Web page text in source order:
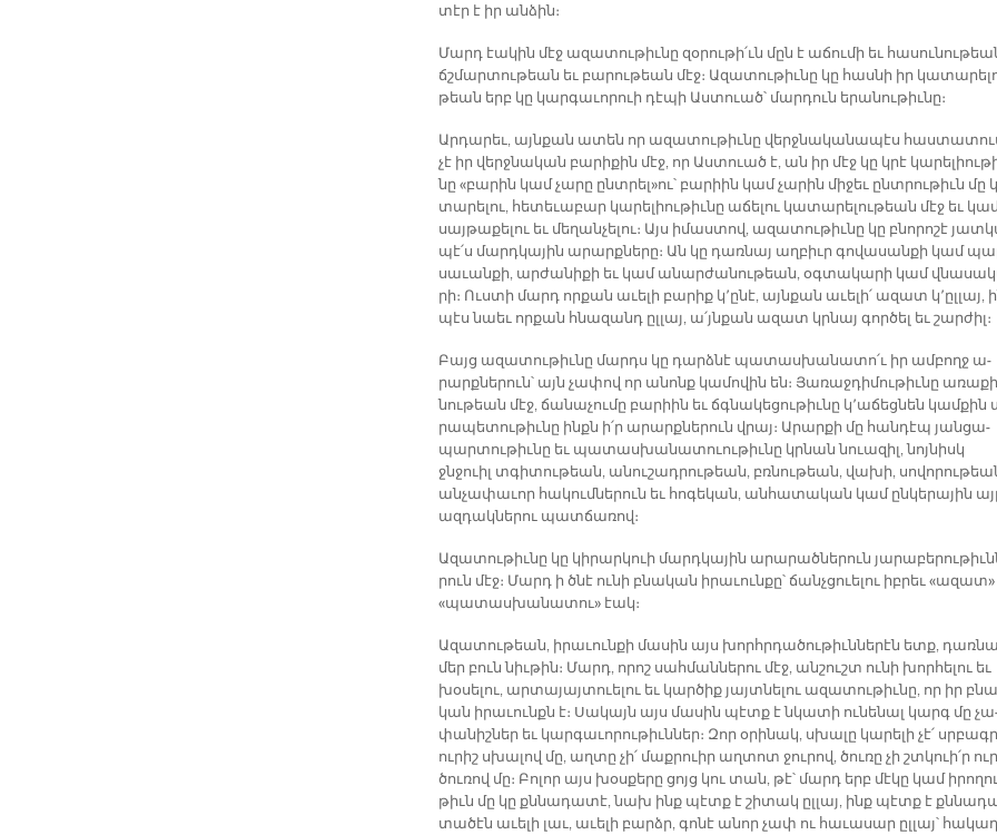
տէր է իր ան­ձին։
Մարդ էա­կին մէջ ա­զա­տու­թիւ­նը զօ­րու­թի՛ւն մըն է ա­ճու­մի եւ
ճշմար­տու­թեան եւ բա­րու­թեան մէջ։ Ա­զա­տու­թիւ­նը կը հաս­նի իր
թեան երբ կը կար­գա­ւո­րուի դէ­պի Աս­տուած՝ մար­դուն ե­րա­նու­թիւ­նը։
Ար­դա­րեւ, այն­քան ա­տեն որ ա­զա­տու­թիւ­նը վերջ­նա­կա­նա­պէս
չէ իր վերջ­նա­կան բա­րի­քին մէջ, որ Աս­տուած է, ան իր մէջ կը կրէ
նը «բա­րին կամ չա­րը ընտ­րել»ու՝ բա­րիին կամ չա­րին մի­ջեւ ընտ­րու­թիւն
տա­րե­լու, հե­տե­ւա­բար կա­րե­լիու­թիւ­նը ա­ճե­լու կա­տա­րե­լու­թեան մէջ եւ
սայ­թա­քե­լու եւ մե­ղան­չե­լու։ Այս ի­մաս­տով, ա­զա­տու­թիւ­նը կը բնո­րո­շէ
պէ՛ս մարդ­կա­յին ա­րարք­նե­րը։ Ան կը դառ­նայ աղ­բիւր գո­վա­սան­քի կամ
սա­ւան­քի, ար­ժա­նի­քի եւ կամ ա­նար­ժա­նու­թեան, օգ­տա­կա­րի կամ
րի։ Ուս­տի մարդ որ­քան ա­ւե­լի բա­րիք կ՚ը­նէ, այն­քան ա­ւե­լի՛ ա­զատ կ՚ըլ­լայ,
պէս նաեւ որ­քան հնա­զանդ ըլ­լայ, ա՛յն­քան ա­զատ կրնայ գոր­ծել եւ շար­ժիլ։
Բայց ա­զա­տու­թիւ­նը մարդս կը դարձ­նէ պա­տաս­խա­նա­տո՛ւ իր ամ­բողջ ա­
րարք­նե­րուն՝ այն չա­փով որ ա­նոնք կա­մո­վին են։ Յա­ռաջ­դի­մու­թիւ­նը
նու­թեան մէջ, ճա­նա­չու­մը բա­րիին եւ ճգնա­կե­ցու­թիւ­նը կ՚ա­ճեց­նեն
րա­պե­տու­թիւ­նը ինքն ի՛ր ա­րարք­նե­րուն վրայ։ Ա­րար­քի մը հան­դէպ յան­ցա­
պար­տու­թիւ­նը եւ պա­տաս­խա­նա­տուու­թիւ­նը կրնան նուա­զիլ, նոյ­նիսկ
ջնջուիլ տգի­տու­թեան, ա­նու­շադ­րու­թեան, բռնու­թեան, վա­խի,
ան­չա­փա­ւոր հա­կում­նե­րուն եւ հո­գե­կան, ան­հա­տա­կան կամ ըն­կե­րա­յին այլ
ազ­դակ­նե­րու պատ­ճա­ռով։
Ա­զա­տու­թիւ­նը կը կի­րար­կուի մարդ­կա­յին ա­րա­րած­նե­րուն
րուն մէջ։ Մարդ ի ծնէ ու­նի բնա­կան ի­րա­ւուն­քը՝ ճանչ­ցուե­լու իբ­րեւ «ա­զատ»
«պա­տաս­խա­նա­տու» էակ։
Ա­զա­տու­թեան, ի­րա­ւուն­քի մա­սին այս խորհր­դա­ծու­թիւն­նե­րէն ետք,
մեր բուն նիւ­թին։ Մարդ, ո­րոշ սահ­ման­նե­րու մէջ, ան­շուշտ ու­նի խոր­հե­լու եւ
խօ­սե­լու, ար­տա­յայ­տուե­լու եւ կար­ծիք յայտ­նե­լու ա­զա­տու­թիւ­նը, որ իր
կան ի­րա­ւունքն է։ Սա­կայն այս մա­սին պէտք է նկա­տի ու­նե­նալ կարգ մը
փա­նիշ­ներ եւ կար­գա­ւո­րու­թիւն­ներ։ Զոր օ­րի­նակ, սխա­լը կա­րե­լի չէ՛
ու­րիշ սխա­լով մը, աղ­տը չի՛ մաք­րուիր աղ­տոտ ջու­րով, ծու­ռը չի շտկուի՛ր
ծու­ռով մը։ Բո­լոր այս խօս­քե­րը ցոյց կու տան, թէ՝ մարդ երբ մէ­կը կամ
թիւն մը կը քննա­դա­տէ, նախ ինք պէտք է շի­տակ ըլ­լայ, ինք պէտք է
տա­ծէն ա­ւե­լի լաւ, ա­ւե­լի բարձր, գո­նէ ա­նոր չափ ու հա­ւա­սար ըլ­լայ՝